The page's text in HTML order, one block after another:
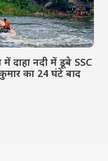
में दाहा नदी में डूबे SSC
का 24 घंटे बाद